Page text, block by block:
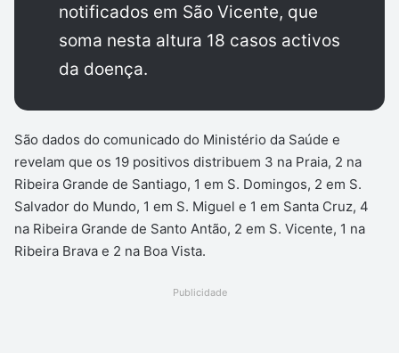
notificados em São Vicente, que
soma nesta altura 18 casos activos
da doença.
São dados do comunicado do Ministério da Saúde e
revelam que os 19 positivos distribuem 3 na Praia, 2 na
Ribeira Grande de Santiago, 1 em S. Domingos, 2 em S.
Salvador do Mundo, 1 em S. Miguel e 1 em Santa Cruz, 4
na Ribeira Grande de Santo Antão, 2 em S. Vicente, 1 na
Ribeira Brava e 2 na Boa Vista.
Publicidade